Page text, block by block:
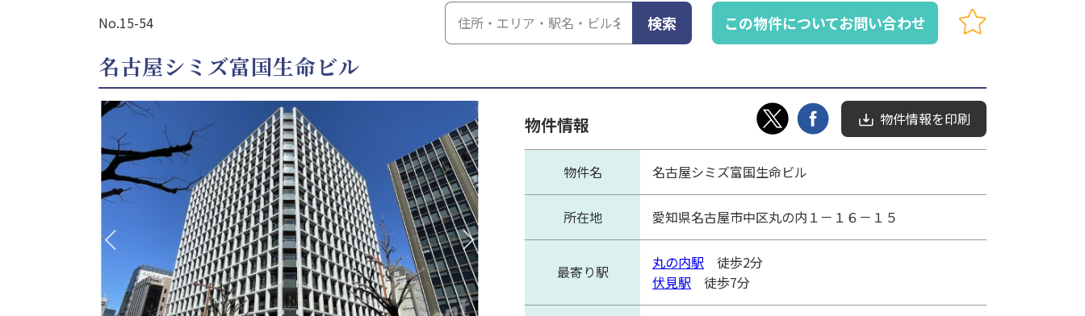
No.15-54 検索 この物件についてお問い合わせ
名古屋シミズ富国生命ビル
物件情報を印刷
物件情報
物件名 名古屋シミズ富国生命ビル
所在地 愛知県名古屋市中区丸の内１－１６－１５
最寄り駅 丸の内駅 徒歩2分
伏見駅 徒歩7分